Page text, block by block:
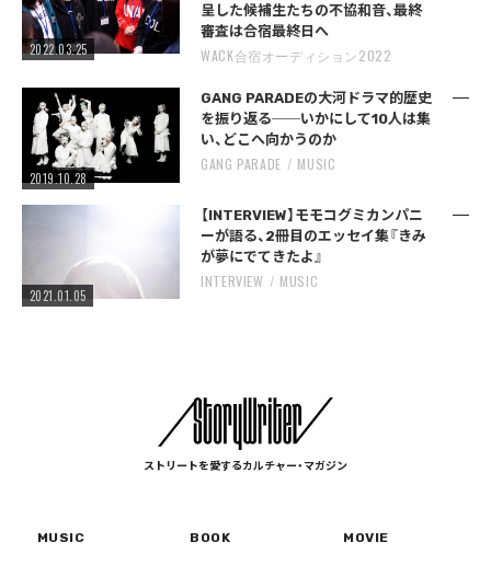
2022.03.25
呈した候補生たちの不協和音、最終
審査は合宿最終日へ
WACK合宿オーディション2022
2019.10.28
GANG PARADEの大河ドラマ的歴史
を振り返る──いかにして10人は集
い、どこへ向かうのか
GANG PARADE MUSIC
2021.01.05
【INTERVIEW】モモコグミカンパニ
ーが語る、2冊目のエッセイ集『きみ
が夢にでてきたよ』
INTERVIEW MUSIC
ストリートを愛するカルチャー・マガジン
MUSIC BOOK MOVIE